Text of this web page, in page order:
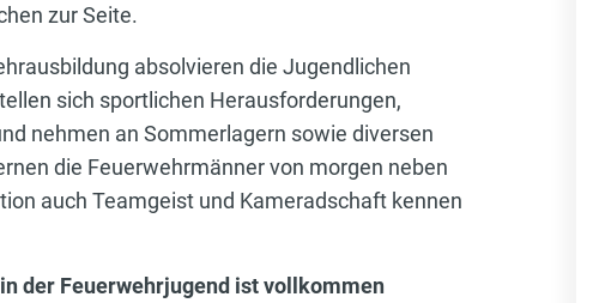
zur Seite.
absolvieren die Jugendlichen
sich sportlichen Herausforderungen,
nehmen an Sommerlagern sowie diversen
die Feuerwehrmänner von morgen neben
auch Teamgeist und Kameradschaft kennen
der Feuerwehrjugend ist vollkommen